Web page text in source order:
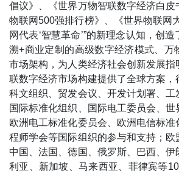
倡议》、《世界万物智联数字经济白皮
物联网500强排行榜》、《世界物联网
网代表‘智慧革命’”的新理念认知，创
溯+商业定制的高级数字经济模式、万
市场架构，为人类经济社会创新发展指
联数字经济市场构建提供了全球方案，
科文组织、贸发会议、开发计划署、工
国际标准化组织、国际电工委员会、世
欧洲电工标准化委员会、欧洲电信标准
程师学会等国际组织的参与和支持；欧
中国、法国、德国、俄罗斯、巴西、伊
利亚、新加坡、马来西亚、菲律宾等